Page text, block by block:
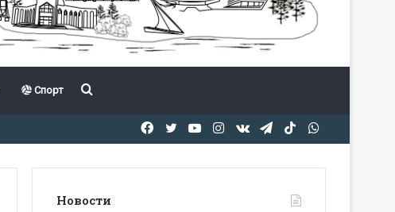
Спорт Іздеу
TikTok
Telegram
vk.com
Instagram
YouTube
Twitter
Facebook
Новости